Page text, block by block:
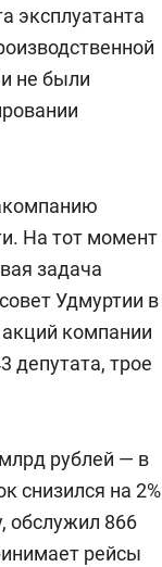
эксплуатанта
не были
На тот момент
задача
Удмуртии в
компании
депутата, трое
рублей — в
снизился на 2%
обслужил 866
рейсы